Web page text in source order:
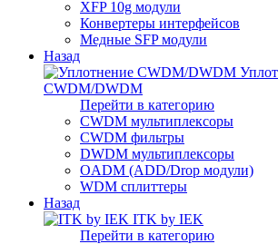
XFP 10g модули
Конвертеры интерфейсов
Медные SFP модули
Назад
CWDM/DWDM
Перейти в категорию
CWDM мультиплексоры
CWDM фильтры
DWDM мультиплексоры
OADM (ADD/Drop модули)
WDM сплиттеры
Назад
ITK by IEK
Перейти в категорию